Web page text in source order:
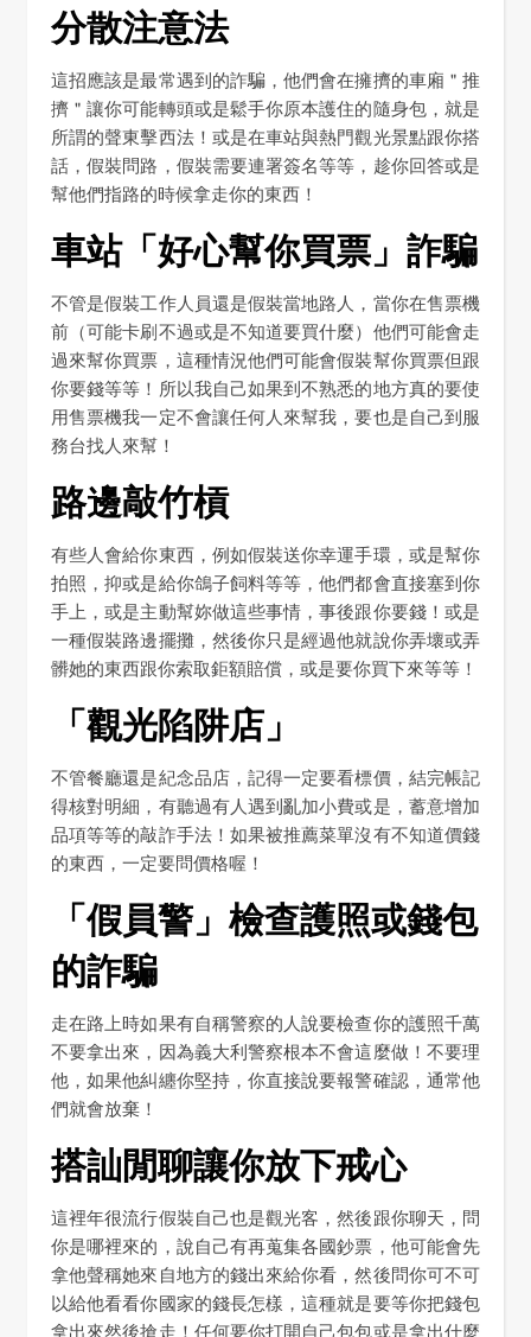
分散注意法
這招應該是最常遇到的詐騙，他們會在擁擠的車廂＂推
擠＂讓你可能轉頭或是鬆手你原本護住的隨身包，就是
所謂的聲東擊西法！或是在車站與熱門觀光景點跟你搭
話，假裝問路，假裝需要連署簽名等等，趁你回答或是
幫他們指路的時候拿走你的東西！
車站「好心幫你買票」詐騙
不管是假裝工作人員還是假裝當地路人，當你在售票機
前（可能卡刷不過或是不知道要買什麼）他們可能會走
過來幫你買票，這種情況他們可能會假裝幫你買票但跟
你要錢等等！所以我自己如果到不熟悉的地方真的要使
用售票機我一定不會讓任何人來幫我，要也是自己到服
務台找人來幫！
路邊敲竹槓
有些人會給你東西，例如假裝送你幸運手環，或是幫你
拍照，抑或是給你鴿子飼料等等，他們都會直接塞到你
手上，或是主動幫妳做這些事情，事後跟你要錢！或是
一種假裝路邊擺攤，然後你只是經過他就說你弄壞或弄
髒她的東西跟你索取鉅額賠償，或是要你買下來等等！
「觀光陷阱店」
不管餐廳還是紀念品店，記得一定要看標價，結完帳記
得核對明細，有聽過有人遇到亂加小費或是，蓄意增加
品項等等的敲詐手法！如果被推薦菜單沒有不知道價錢
的東西，一定要問價格喔！
「假員警」檢查護照或錢包
的詐騙
走在路上時如果有自稱警察的人說要檢查你的護照千萬
不要拿出來，因為義大利警察根本不會這麼做！不要理
他，如果他糾纏你堅持，你直接說要報警確認，通常他
們就會放棄！
搭訕閒聊讓你放下戒心
這裡年很流行假裝自己也是觀光客，然後跟你聊天，問
你是哪裡來的，說自己有再蒐集各國鈔票，他可能會先
拿他聲稱她來自地方的錢出來給你看，然後問你可不可
以給他看看你國家的錢長怎樣，這種就是要等你把錢包
拿出來然後搶走！任何要你打開自己包包或是拿出什麼